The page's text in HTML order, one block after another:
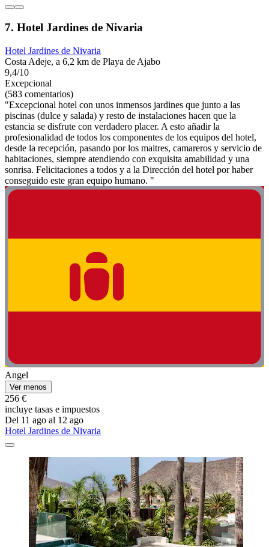
7. Hotel Jardines de Nivaria
Hotel Jardines de Nivaria
Costa Adeje, a 6,2 km de Playa de Ajabo
9,4/10
Excepcional
(583 comentarios)
"Excepcional hotel con unos inmensos jardines que junto a las
piscinas (dulce y salada) y resto de instalaciones hacen que la
estancia se disfrute con verdadero placer. A esto añadir la
profesionalidad de todos los componentes de los equipos del hotel,
desde la recepción, pasando por los maitres, camareros y servicio de
habitaciones, siempre atendiendo con exquisita amabilidad y una
sonrisa. Felicitaciones a todos y a la Dirección del hotel por haber
conseguido este gran equipo humano. "
Angel
Ver menos
256 €
incluye tasas e impuestos
Del 11 ago al 12 ago
Hotel Jardines de Nivaria